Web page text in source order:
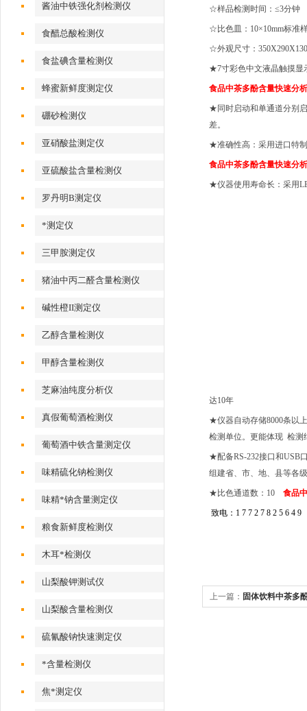
酱油中铁强化剂检测仪
食醋总酸检测仪
食盐碘含量检测仪
蜂蜜新鲜度测定仪
硼砂检测仪
亚硝酸盐测定仪
亚硫酸盐含量检测仪
罗丹明B测定仪
*测定仪
三甲胺测定仪
猪油中丙二醛含量检测仪
碱性橙II测定仪
乙醇含量检测仪
甲醇含量检测仪
芝麻油纯度分析仪
真假葡萄酒检测仪
葡萄酒中铁含量测定仪
味精硫化钠检测仪
味精*钠含量测定仪
粮食新鲜度检测仪
木耳*检测仪
山梨酸钾测试仪
山梨酸含量检测仪
硫氰酸钠快速测定仪
*含量检测仪
焦*测定仪
☆样品检测时间：≤3分钟
☆比色皿：10×10mm标准
☆外观尺寸：
★7寸彩色中文液晶触摸显
食品中茶多酚含量快速分
★同时启动和单通道分别
差。
★准确性高：采用进口特
食品中茶多酚含量快速分
★仪器使用寿命长：采用
达10年
★仪器自动存储8000条以
检测单位。更能体现 检测
★配备RS-232接口和USB
组建省、市、地、县等各
★比色通道数：10 食品
致电：1 7 7 2 7 8 2 5 6 4 9
上一篇： 固体饮料中茶多